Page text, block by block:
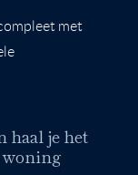
met
haal je het
woning